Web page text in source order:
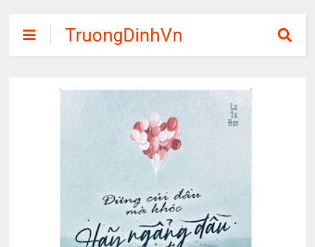
TruongDinhVn
Chia sẽ ebook,
tập miễn phí